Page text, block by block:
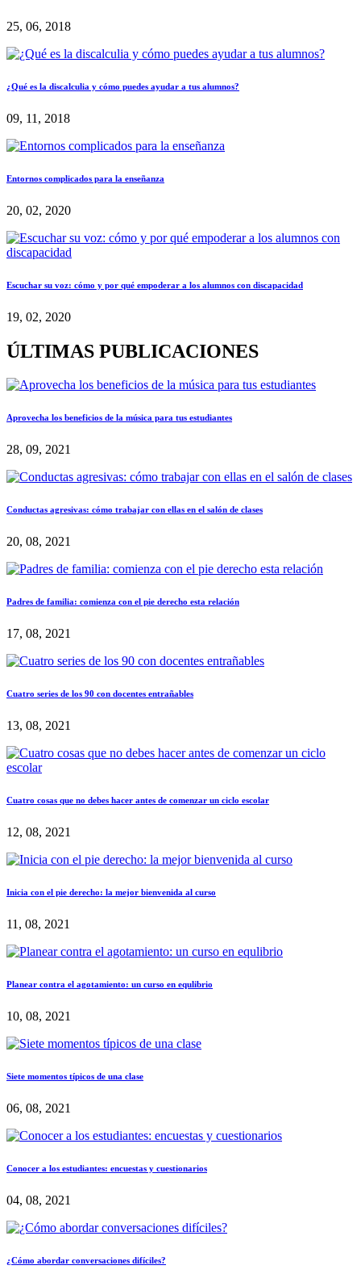
25, 06, 2018
¿Qué es la discalculia y cómo puedes ayudar a tus alumnos?
09, 11, 2018
Entornos complicados para la enseñanza
20, 02, 2020
Escuchar su voz: cómo y por qué empoderar a los alumnos con discapacidad
19, 02, 2020
ÚLTIMAS PUBLICACIONES
Aprovecha los beneficios de la música para tus estudiantes
28, 09, 2021
Conductas agresivas: cómo trabajar con ellas en el salón de clases
20, 08, 2021
Padres de familia: comienza con el pie derecho esta relación
17, 08, 2021
Cuatro series de los 90 con docentes entrañables
13, 08, 2021
Cuatro cosas que no debes hacer antes de comenzar un ciclo escolar
12, 08, 2021
Inicia con el pie derecho: la mejor bienvenida al curso
11, 08, 2021
Planear contra el agotamiento: un curso en equlibrio
10, 08, 2021
Siete momentos típicos de una clase
06, 08, 2021
Conocer a los estudiantes: encuestas y cuestionarios
04, 08, 2021
¿Cómo abordar conversaciones difíciles?